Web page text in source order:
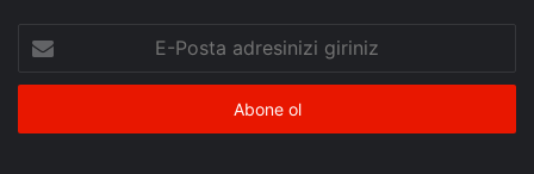
Posta
adresinizi